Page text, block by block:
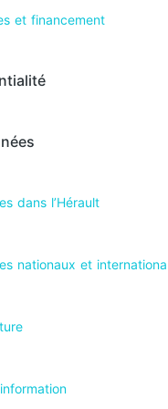
et financement
dans l’Hérault​
nationaux et